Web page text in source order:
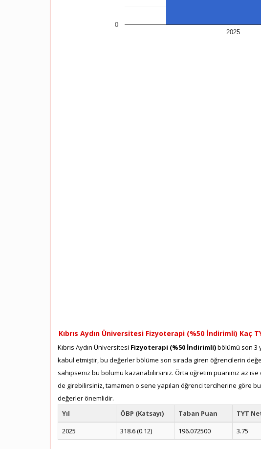
2025
0
Kıbrıs Aydın Üniversitesi Fizyoterapi (%50 İndirimli) Kaç
Kıbrıs Aydın Üniversitesi Fizyoterapi (%50 İndirimli)bölümü son 3
kabul etmiştir, bu değerler bölüme son sırada giren öğrencilerin
sahipseniz bu bölümü kazanabilirsiniz. Örta öğretim puanınız az
de girebilirsiniz, tamamen o sene yapılan öğrenci terciherine göre
değerler önemlidir.
Yıl
ÖBP (Katsayı) Taban Puan TYT
2025
318.6 (0.12) 196.072500 3.75